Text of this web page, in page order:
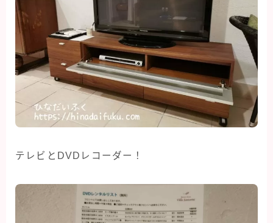
テレビとDVDレコーダー！